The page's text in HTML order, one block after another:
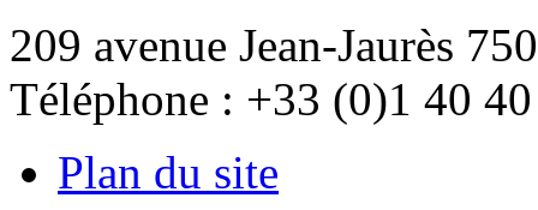
209 avenue Jean-Jaurès
Téléphone : +33 (0)1 40
Plan du site